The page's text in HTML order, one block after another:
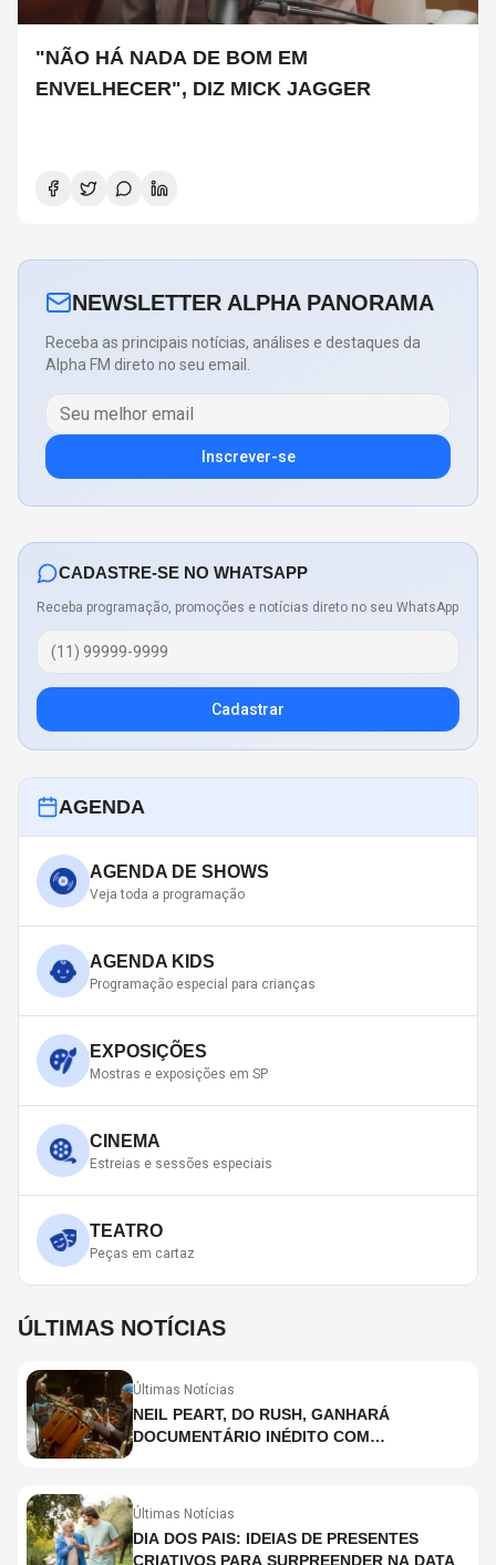
"NÃO HÁ NADA DE BOM EM
ENVELHECER", DIZ MICK JAGGER
NEWSLETTER ALPHA PANORAMA
Receba as principais notícias, análises e destaques da
Alpha FM direto no seu email.
Inscrever-se
CADASTRE-SE NO WHATSAPP
Receba programação, promoções e notícias direto no seu WhatsApp
Cadastrar
AGENDA
AGENDA DE SHOWS
Veja toda a programação
AGENDA KIDS
Programação especial para crianças
EXPOSIÇÕES
Mostras e exposições em SP
CINEMA
Estreias e sessões especiais
TEATRO
Peças em cartaz
ÚLTIMAS NOTÍCIAS
Últimas Notícias
NEIL PEART, DO RUSH, GANHARÁ
DOCUMENTÁRIO INÉDITO COM
Últimas Notícias
DIA DOS PAIS: IDEIAS DE PRESENTES
CRIATIVOS PARA SURPREENDER NA DATA